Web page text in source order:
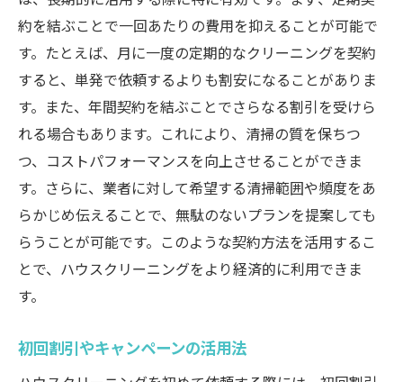
約を結ぶことで一回あたりの費用を抑えることが可能で
す。たとえば、月に一度の定期的なクリーニングを契約
すると、単発で依頼するよりも割安になることがありま
す。また、年間契約を結ぶことでさらなる割引を受けら
れる場合もあります。これにより、清掃の質を保ちつ
つ、コストパフォーマンスを向上させることができま
す。さらに、業者に対して希望する清掃範囲や頻度をあ
らかじめ伝えることで、無駄のないプランを提案しても
らうことが可能です。このような契約方法を活用するこ
とで、ハウスクリーニングをより経済的に利用できま
す。
初回割引やキャンペーンの活用法